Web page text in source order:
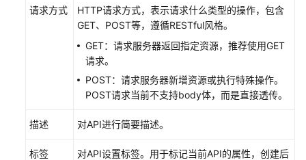
数
质
请求方式
HTTP请求方式，表示请求什么类型的操作，包含
GET、POST等，遵循RESTful风格。
GET：请求服务器返回指定资源，推荐使用GET
请求。
POST：请求服务器新增资源或执行特殊操作。
POST请求当前不支持body体，而是直接透传。
描述 对API进行简要描述。
标签
对API设置标签。用于标记当前API的属性，创建后